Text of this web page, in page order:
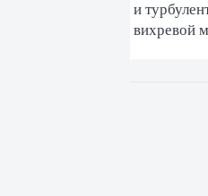
и
вихревой